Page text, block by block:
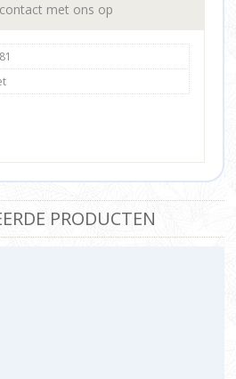
met ons op
PRODUCTEN